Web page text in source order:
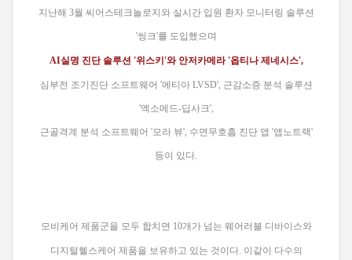
지난해 3월 씨어스테크놀로지와 실시간 입원 환자 모니터링 솔루션
'씽크'를 도입했으며
AI실명 진단 솔루션 '위스키'와 안저카메라 '옵티나 제네시스',
심부전 조기진단 소프트웨어 '에티아 LVSD', 근감소증 분석 솔루션
'엑소메드-딥사크',
근골격계 분석 소프트웨어 '모라 뷰', 수면무호흡 진단 앱 '앱노트랙'
등이 있다.
모비케어 제품군을 모두 합치면 10개가 넘는 웨어러블 디바이스와
디지털헬스케어 제품을 보유하고 있는 것이다. 이같이 다수의